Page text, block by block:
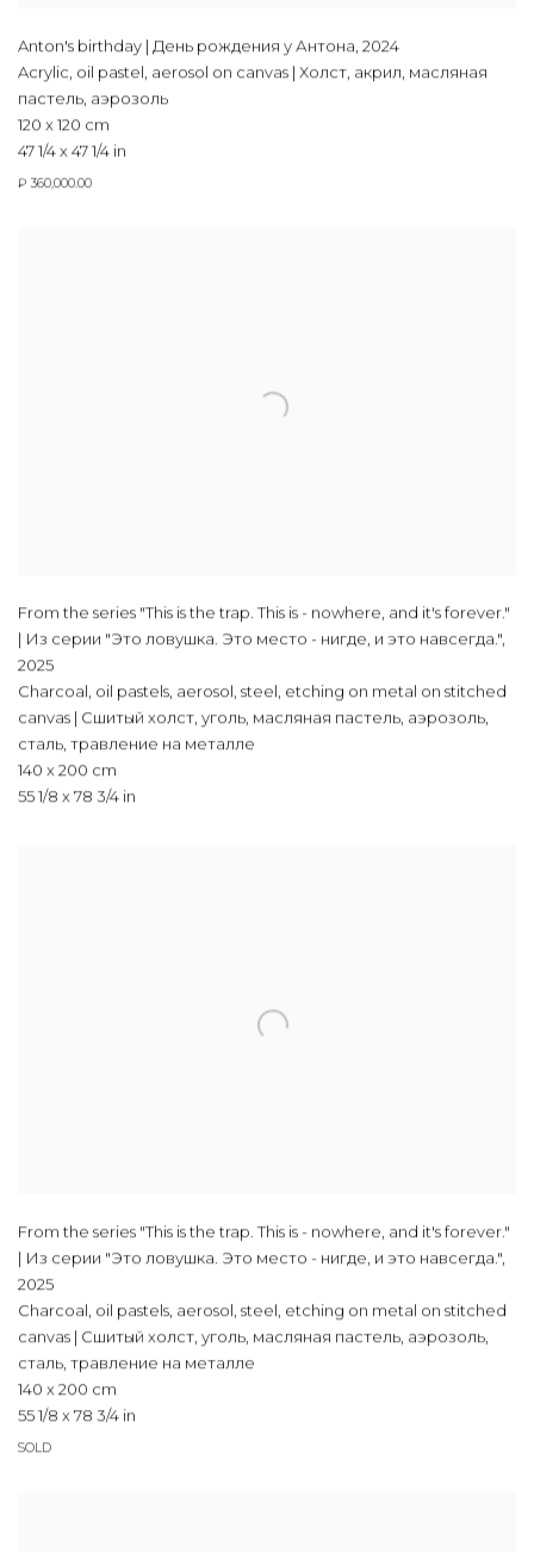
Anton's birthday | День рождения у Антона, 2024
Acrylic, oil pastel, aerosol on canvas | Холст, акрил, масляная
пастель, аэрозоль
120 x 120 cm
47 1/4 x 47 1/4 in
₽ 360,000.00
From the series "This is the trap. This is - nowhere, and it's forever."
| Из серии "Это ловушка. Это место - нигде, и это навсегда.",
2025
Charcoal, oil pastels, aerosol, steel, etching on metal on stitched
canvas | Сшитый холст, уголь, масляная пастель, аэрозоль,
сталь, травление на металле
140 x 200 cm
55 1/8 x 78 3/4 in
From the series "This is the trap. This is - nowhere, and it's forever."
| Из серии "Это ловушка. Это место - нигде, и это навсегда.",
2025
Charcoal, oil pastels, aerosol, steel, etching on metal on stitched
canvas | Сшитый холст, уголь, масляная пастель, аэрозоль,
сталь, травление на металле
140 x 200 cm
55 1/8 x 78 3/4 in
SOLD